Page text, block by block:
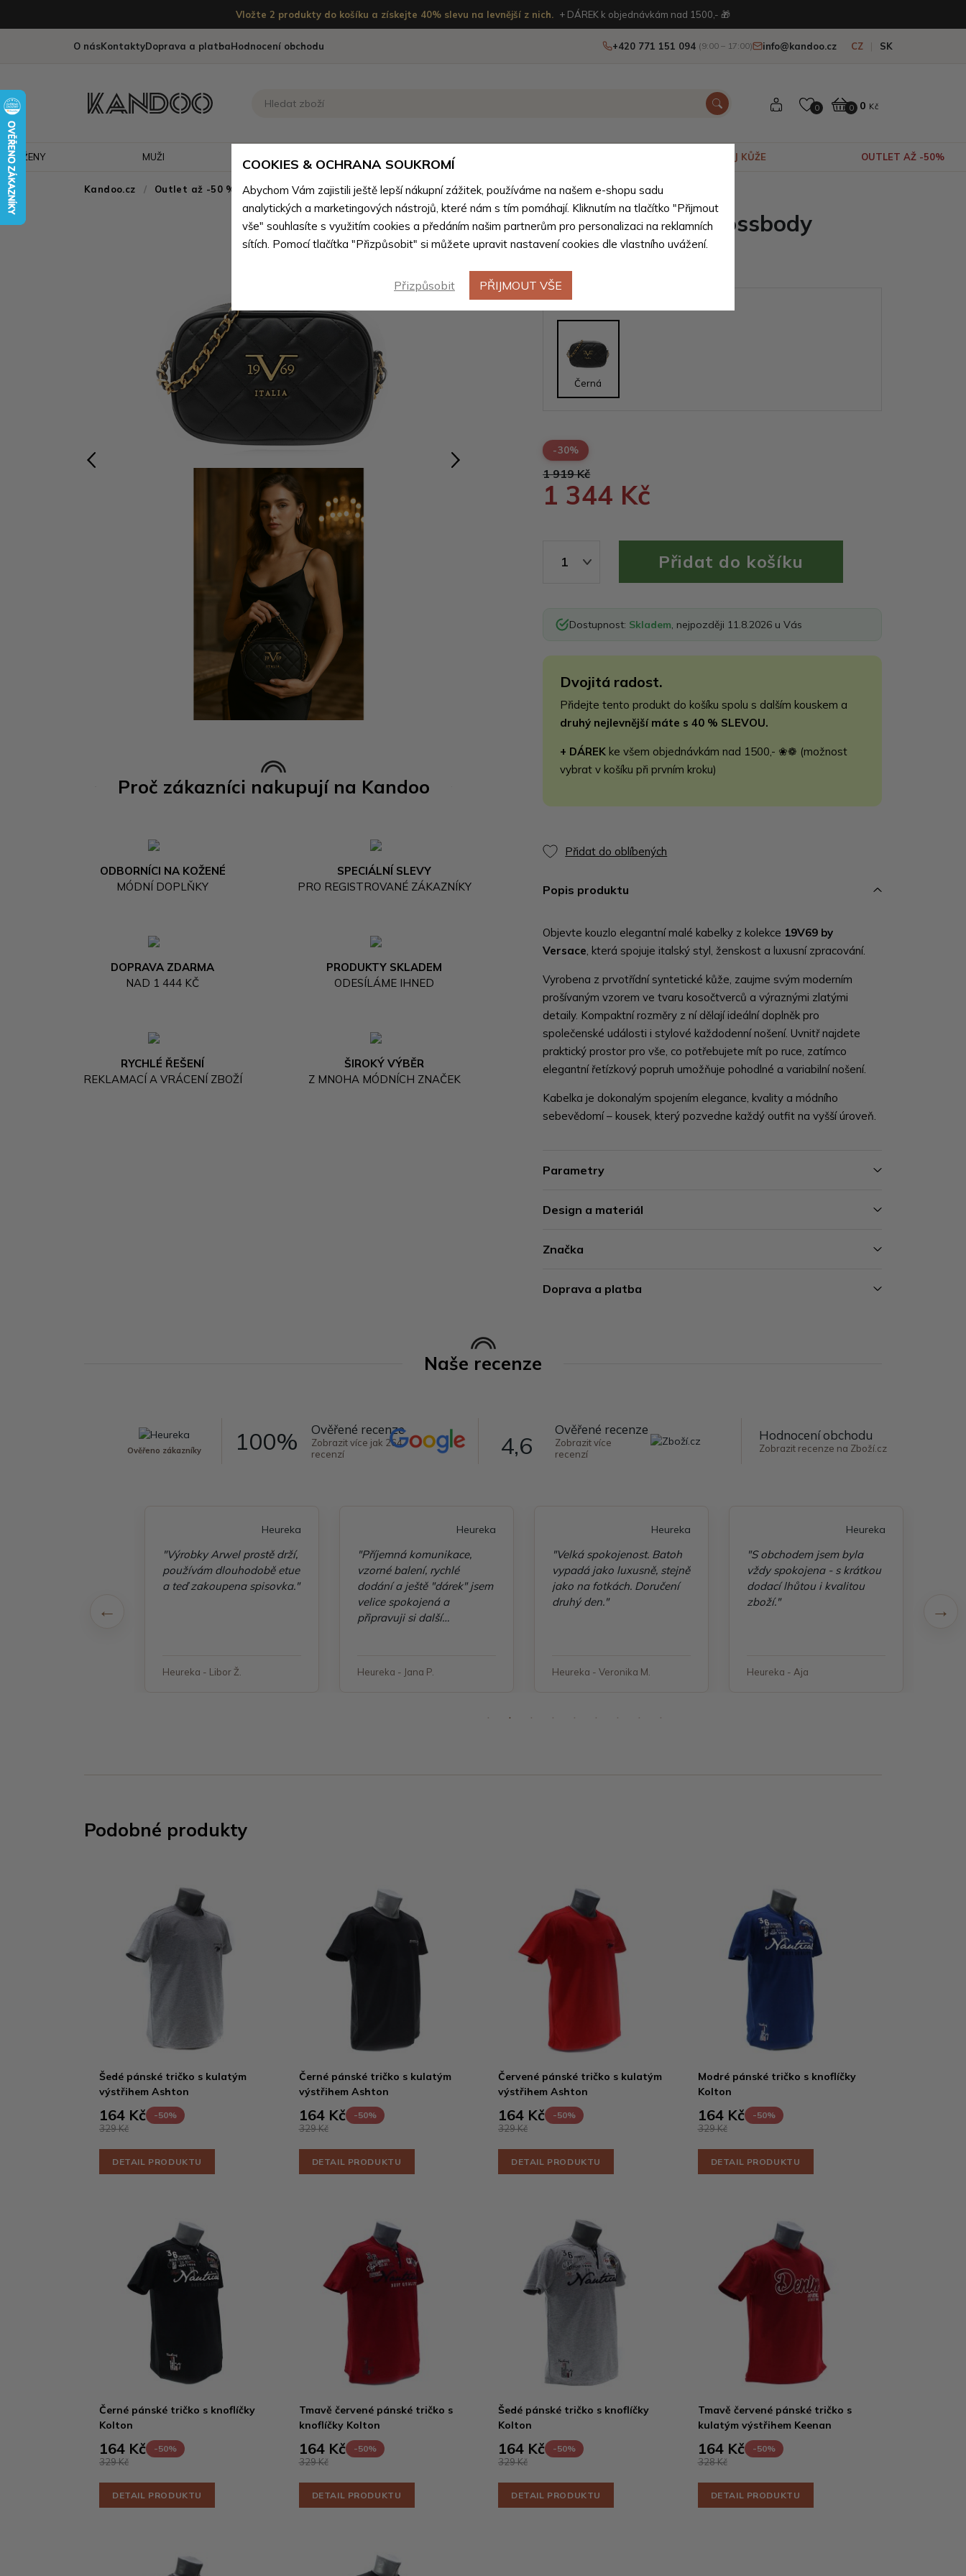
Vložte 2 produkty do košíku a získejte 40% slevu na levnější z nich. + DÁREK k objednávkám nad 1500,- 🎁
O násKontaktyDoprava a platbaHodnocení obchodu +420 771 151 094 (9:00 – 17:00) info@kandoo.cz CZ SK
0 0 0 Kč
ŽENY MUŽI VÝPRODEJ KŮŽE OUTLET AŽ -50%
Kandoo.cz Outlet až -50 % - doprodej nekoženého zboží
Proč zákazníci nakupují na Kandoo
ODBORNÍCI NA KOŽENÉ
MÓDNÍ DOPLŇKY
SPECIÁLNÍ SLEVY
PRO REGISTROVANÉ ZÁKAZNÍKY
DOPRAVA ZDARMA
NAD 1 444 KČ
PRODUKTY SKLADEM
ODESÍLÁME IHNED
RYCHLÉ ŘEŠENÍ
REKLAMACÍ A VRÁCENÍ ZBOŽÍ
ŠIROKÝ VÝBĚR
Z MNOHA MÓDNÍCH ZNAČEK
Černá dámská crossbody
kabelka Yuki
Barevné varianty
Černá
-30%
1 919 Kč
1 344 Kč
1
Dostupnost: Skladem , nejpozději 11.8.2026 u Vás
Dvojitá radost.
Přidejte tento produkt do košíku spolu s dalším kouskem a
druhý nejlevnější máte s 40 % SLEVOU.
+ DÁREK ke všem objednávkám nad 1500,- ❀❁ (možnost
vybrat v košíku při prvním kroku)
Přidat do oblíbených
Popis produktu
Objevte kouzlo elegantní malé kabelky z kolekce 19V69 by
Versace, která spojuje italský styl, ženskost a luxusní zpracování.
Vyrobena z prvotřídní syntetické kůže, zaujme svým moderním
prošívaným vzorem ve tvaru kosočtverců a výraznými zlatými
detaily. Kompaktní rozměry z ní dělají ideální doplněk pro
společenské události i stylové každodenní nošení. Uvnitř najdete
praktický prostor pro vše, co potřebujete mít po ruce, zatímco
elegantní řetízkový popruh umožňuje pohodlné a variabilní nošení.
Kabelka je dokonalým spojením elegance, kvality a módního
sebevědomí – kousek, který pozvedne každý outfit na vyšší úroveň.
Parametry
Design a materiál
Značka
Doprava a platba
Naše recenze
Ověřeno zákazníky 100% Ověřené recenze
Zobrazit více jak 264
recenzí
4,6
Ověřené recenze
Zobrazit více
recenzí
Hodnocení obchodu
Zobrazit recenze na Zboží.cz
Heureka
"Výrobky Arwel prostě drží,
používám dlouhodobě etue
a teď zakoupena spisovka."
Heureka - Libor Ž.
Heureka
"Příjemná komunikace,
vzorné balení, rychlé
dodání a ještě "dárek" jsem
velice spokojená a
připravuji si další
Heureka - Jana P.
Heureka
"Velká spokojenost. Batoh
vypadá jako luxusně, stejně
jako na fotkách. Doručení
druhý den."
Heureka - Veronika M.
Heureka
"S obchodem jsem byla
vždy spokojena - s krátkou
dodací lhůtou i kvalitou
zboží."
Heureka - Aja
Podobné produkty
Šedé pánské tričko s kulatým
výstřihem Ashton
164 Kč -50%
329 Kč
DETAIL PRODUKTU
Černé pánské tričko s kulatým
výstřihem Ashton
164 Kč -50%
329 Kč
DETAIL PRODUKTU
Červené pánské tričko s kulatým
výstřihem Ashton
164 Kč -50%
329 Kč
DETAIL PRODUKTU
Modré pánské tričko s knoflíčky
Kolton
164 Kč -50%
329 Kč
DETAIL PRODUKTU
Černé pánské tričko s knoflíčky
Kolton
164 Kč -50%
329 Kč
DETAIL PRODUKTU
Tmavě červené pánské tričko s
knoflíčky Kolton
164 Kč -50%
329 Kč
DETAIL PRODUKTU
Šedé pánské tričko s knoflíčky
Kolton
164 Kč -50%
329 Kč
DETAIL PRODUKTU
Tmavě červené pánské tričko s
kulatým výstřihem Keenan
164 Kč -50%
328 Kč
DETAIL PRODUKTU
COOKIES & OCHRANA SOUKROMÍ
Abychom Vám zajistili ještě lepší nákupní zážitek, používáme na našem e-shopu sadu
analytických a marketingových nástrojů, které nám s tím pomáhají. Kliknutím na tlačítko "Přijmout
vše" souhlasíte s využitím cookies a předáním našim partnerům pro personalizaci na reklamních
sítích. Pomocí tlačítka "Přizpůsobit" si můžete upravit nastavení cookies dle vlastního uvážení.
Přizpůsobit PŘIJMOUT VŠE